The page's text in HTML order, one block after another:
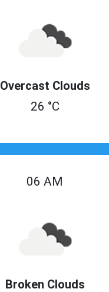
Overcast Clouds
26 °C
06 AM
Broken Clouds